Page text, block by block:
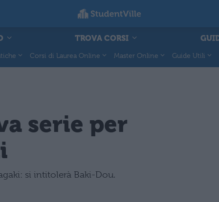
TROVA CORSI
Corsi di Laurea Online Master Online Guide Utili
serie per
si intitolerà Baki-Dou.